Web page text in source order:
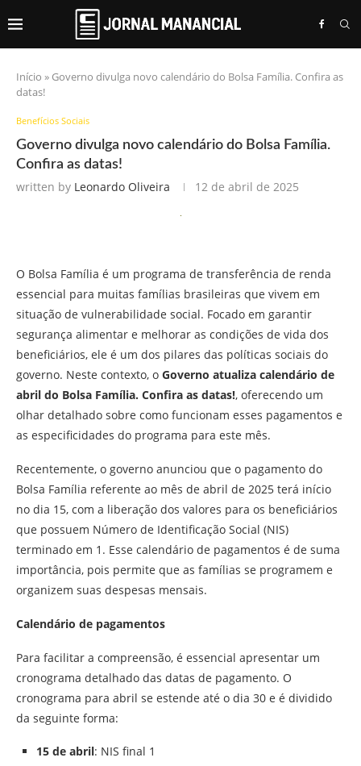
Início » Governo divulga novo calendário do Bolsa Família. Confira as
datas!
Benefícios Sociais
Governo divulga novo calendário do Bolsa Família.
Confira as datas!
written by Leonardo Oliveira 12 de abril de 2025
O Bolsa Família é um programa de transferência de renda
essencial para muitas famílias brasileiras que vivem em
situação de vulnerabilidade social. Focado em garantir
segurança alimentar e melhorar as condições de vida dos
beneficiários, ele é um dos pilares das políticas sociais do
governo. Neste contexto, o Governo atualiza calendário de
abril do Bolsa Família. Confira as datas!, oferecendo um
olhar detalhado sobre como funcionam esses pagamentos e
as especificidades do programa para este mês.
Recentemente, o governo anunciou que o pagamento do
Bolsa Família referente ao mês de abril de 2025 terá início
no dia 15, com a liberação dos valores para os beneficiários
que possuem Número de Identificação Social (NIS)
terminado em 1. Esse calendário de pagamentos é de suma
importância, pois permite que as famílias se programem e
organizem suas despesas mensais.
Calendário de pagamentos
Para facilitar a compreensão, é essencial apresentar um
cronograma detalhado das datas de pagamento. O
cronograma para abril se estende até o dia 30 e é dividido
da seguinte forma:
15 de abril: NIS final 1